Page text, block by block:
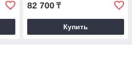
82 700 ₸
Купить